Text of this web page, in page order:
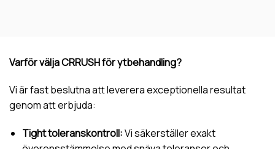
Varför välja CRRUSH för ytbehandling?
Vi är fast beslutna att leverera exceptionella resultat
genom att erbjuda:
Tight toleranskontroll:Vi säkerställer exakt